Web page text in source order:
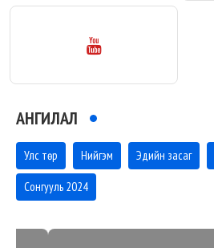
АНГИЛАЛ
Улс төр Нийгэм Эдийн засаг
Сонгууль 2024